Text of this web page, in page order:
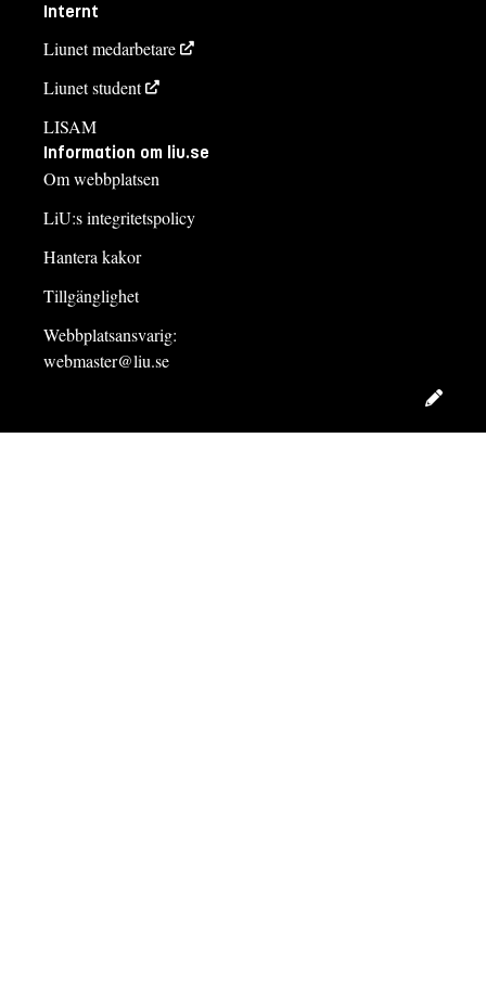
Internt
Liunet medarbetare
Liunet student
LISAM
Information om liu.se
Om webbplatsen
LiU:s integritetspolicy
Hantera kakor
Tillgänglighet
Webbplatsansvarig:
webmaster@liu.se